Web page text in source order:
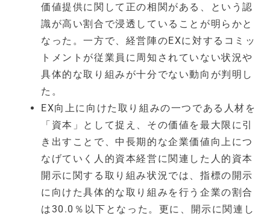
価値提供に関して正の相関がある、という認
識が高い割合で浸透していることが明らかと
なった。一方で、経営陣のEXに対するコミッ
トメントが従業員に周知されていない状況や
具体的な取り組みが十分でない動向が判明し
た。
EX向上に向けた取り組みの一つである人材を
「資本」として捉え、その価値を最大限に引
き出すことで、中長期的な企業価値向上につ
なげていく人的資本経営に関連した人的資本
開示に関する取り組み状況では、指標の開示
に向けた具体的な取り組みを行う企業の割合
は30.0％以下となった。更に、開示に関連し